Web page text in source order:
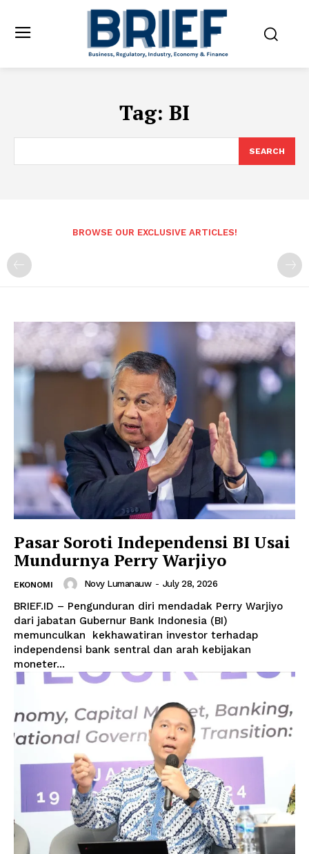
Tag: BI
SEARCH
BROWSE OUR EXCLUSIVE ARTICLES!
Pasar Soroti Independensi BI Usai
Mundurnya Perry Warjiyo
EKONOMI Novy Lumanauw - July 28, 2026
BRIEF.ID – Pengunduran diri mendadak Perry Warjiyo
dari jabatan Gubernur Bank Indonesia (BI)
memunculkan kekhawatiran investor terhadap
independensi bank sentral dan arah kebijakan
moneter...